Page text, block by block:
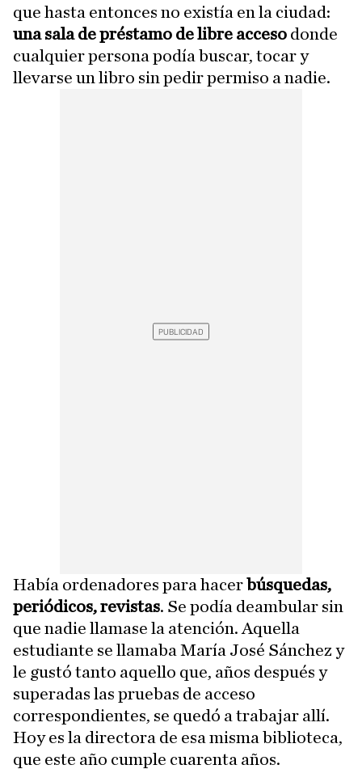
que hasta entonces no existía en la ciudad:
una sala de préstamo de libre acceso donde
cualquier persona podía buscar, tocar y
llevarse un libro sin pedir permiso a nadie.
Había ordenadores para hacerbúsquedas,
periódicos, revistas. Se podía deambular sin
que nadie llamase la atención. Aquella
estudiante se llamaba María José Sánchez y
le gustó tanto aquello que, años después y
superadas las pruebas de acceso
correspondientes, se quedó a trabajar allí.
Hoy es la directora de esa misma biblioteca,
que este año cumple cuarenta años.